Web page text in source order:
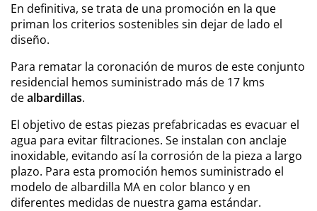
En definitiva, se trata de una promoción en la que
priman los criterios sostenibles sin dejar de lado el
diseño.
Para rematar la coronación de muros de este conjunto
residencial hemos suministrado más de 17 kms
dealbardillas.
El objetivo de estas piezas prefabricadas es evacuar el
agua para evitar filtraciones. Se instalan con anclaje
inoxidable, evitando así la corrosión de la pieza a largo
plazo. Para esta promoción hemos suministrado el
modelo de albardilla MA en color blanco y en
diferentes medidas de nuestra gama estándar.